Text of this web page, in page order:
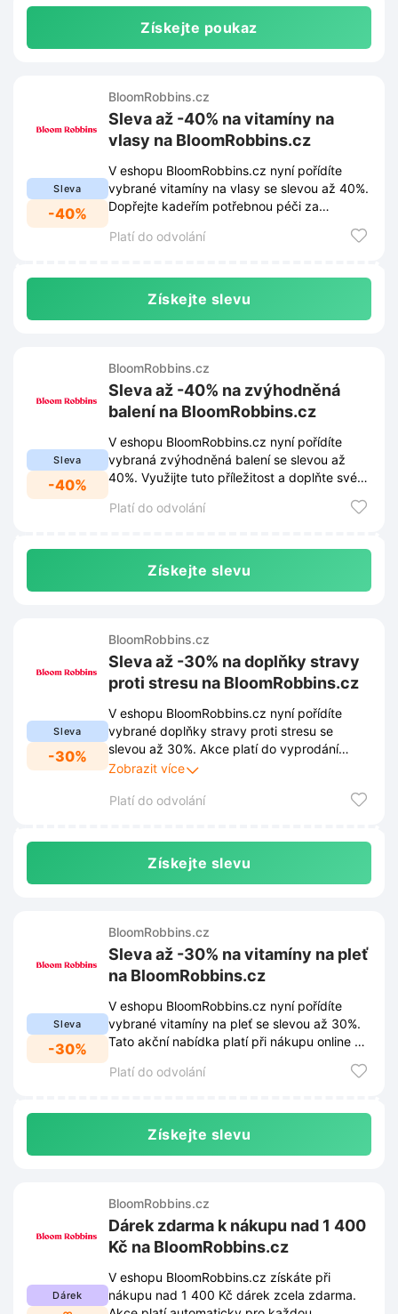
Získejte poukaz
Sleva
-40%
BloomRobbins.cz
Sleva až -40% na vitamíny na
vlasy na BloomRobbins.cz
V eshopu BloomRobbins.cz nyní pořídíte
vybrané vitamíny na vlasy se slevou až 40%.
Dopřejte kadeřím potřebnou péči za
Platí do odvolání
Získejte slevu
Sleva
-40%
BloomRobbins.cz
Sleva až -40% na zvýhodněná
balení na BloomRobbins.cz
V eshopu BloomRobbins.cz nyní pořídíte
vybraná zvýhodněná balení se slevou až
40%. Využijte tuto příležitost a doplňte své
Platí do odvolání
Získejte slevu
Sleva
-30%
BloomRobbins.cz
Sleva až -30% na doplňky stravy
proti stresu na BloomRobbins.cz
V eshopu BloomRobbins.cz nyní pořídíte
vybrané doplňky stravy proti stresu se
slevou až 30%. Akce platí do vyprodání
zásob a zajistí vám potřebný klid za
Zobrazit více
Platí do odvolání
Získejte slevu
Sleva
-30%
BloomRobbins.cz
Sleva až -30% na vitamíny na pleť
na BloomRobbins.cz
V eshopu BloomRobbins.cz nyní pořídíte
vybrané vitamíny na pleť se slevou až 30%.
Tato akční nabídka platí při nákupu online do
Platí do odvolání
Získejte slevu
Dárek
BloomRobbins.cz
Dárek zdarma k nákupu nad 1 400
Kč na BloomRobbins.cz
V eshopu BloomRobbins.cz získáte při
nákupu nad 1 400 Kč dárek zcela zdarma.